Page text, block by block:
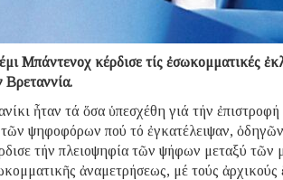
Μπάντενοχ κέρδισε τίς ἐσωκομματικές
Βρεταννία.
ἦταν τά ὅσα ὑπεσχέθη γιά τήν
τῶν ψηφοφόρων πού τό ἐγκατέλειψαν,
τήν πλειοψηφία τῶν ψήφων μεταξύ τῶν
ἀναμετρήσεως, μέ τούς